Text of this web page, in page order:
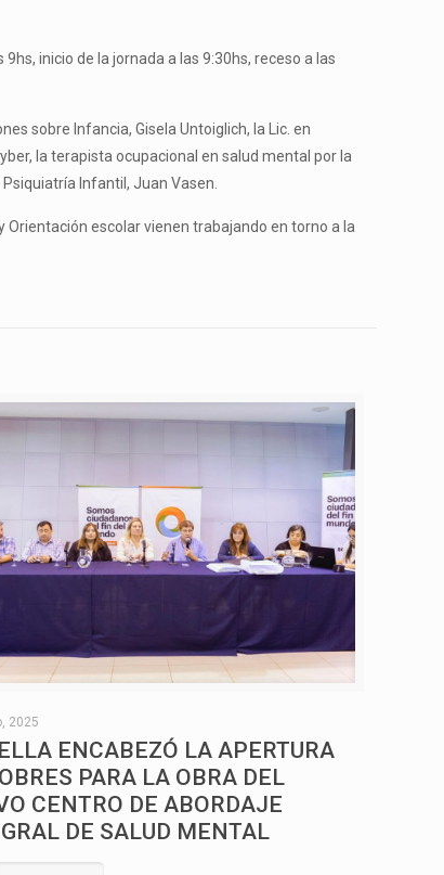
inicio de la jornada a las 9:30hs, receso a las
sobre Infancia, Gisela Untoiglich, la Lic. en
la terapista ocupacional en salud mental por la
Infantil, Juan Vasen.
escolar vienen trabajando en torno a la
2025
ENCABEZÓ LA APERTURA
PARA LA OBRA DEL
CENTRO DE ABORDAJE
DE SALUD MENTAL